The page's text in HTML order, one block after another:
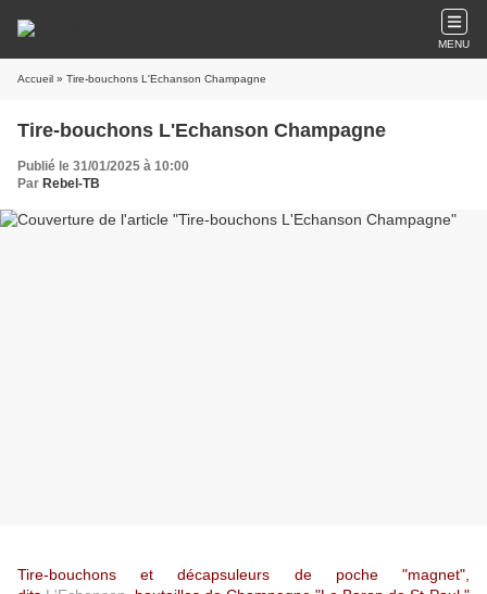
MENU
Accueil » Tire-bouchons L'Echanson Champagne
Tire-bouchons L'Echanson Champagne
Publié le 31/01/2025 à 10:00
Par Rebel-TB
Tire-bouchons et décapsuleurs de poche "magnet",